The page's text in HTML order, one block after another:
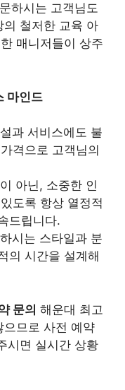
하시는 고객님도
의 철저한 교육 아
매니저들이 상주
마인드
과 서비스에도 불
격으로 고객님의
아닌, 소중한 인
도록 항상 열정적
드립니다.
시는 스타일과 분
의 시간을 설계해
문의 해운대 최고
으므로 사전 예약
시면 실시간 상황